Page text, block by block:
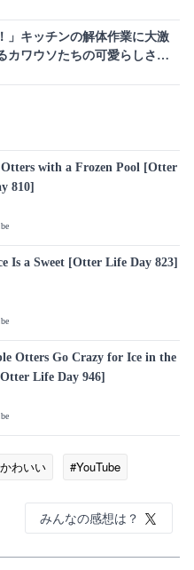
」キッチンの解体作業に大激
カワウソたちの可愛らしさに
with a Frozen Pool [Otter
810]
Is a Sweet [Otter Life Day 823]
Otters Go Crazy for Ice in the
Life Day 946]
わいい #YouTube
みんなの感想は？